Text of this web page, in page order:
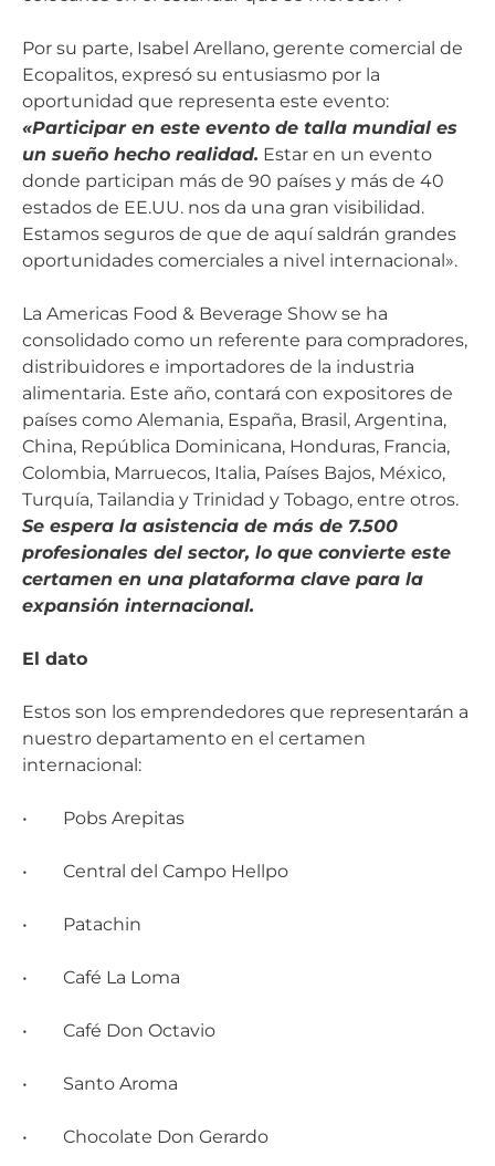
Por su parte, Isabel Arellano, gerente comercial de
Ecopalitos, expresó su entusiasmo por la
oportunidad que representa este evento:
«Participar en este evento de talla mundial es
un sueño hecho realidad. Estar en un evento
donde participan más de 90 países y más de 40
estados de EE.UU. nos da una gran visibilidad.
Estamos seguros de que de aquí saldrán grandes
oportunidades comerciales a nivel internacional».
La Americas Food & Beverage Show se ha
consolidado como un referente para compradores,
distribuidores e importadores de la industria
alimentaria. Este año, contará con expositores de
países como Alemania, España, Brasil, Argentina,
China, República Dominicana, Honduras, Francia,
Colombia, Marruecos, Italia, Países Bajos, México,
Turquía, Tailandia y Trinidad y Tobago, entre otros.
Se espera la asistencia de más de 7.500
profesionales del sector, lo que convierte este
certamen en una plataforma clave para la
expansión internacional.
El dato
Estos son los emprendedores que representarán a
nuestro departamento en el certamen
internacional:
• Pobs Arepitas
• Central del Campo Hellpo
• Patachin
• Café La Loma
• Café Don Octavio
• Santo Aroma
• Chocolate Don Gerardo